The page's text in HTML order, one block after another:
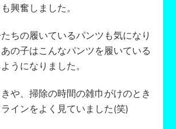
興奮しました。
ちの履いているパンツも気になり
の子はこんなパンツを履いている
うになりました。
や、掃除の時間の雑巾がけのとき
インをよく見ていました(笑)